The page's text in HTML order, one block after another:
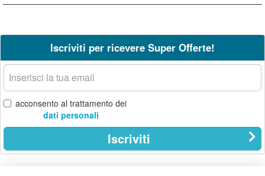
Iscriviti per ricevere Super Offerte!
La
tua
email
acconsento al trattamento dei
dati personali
Iscriviti